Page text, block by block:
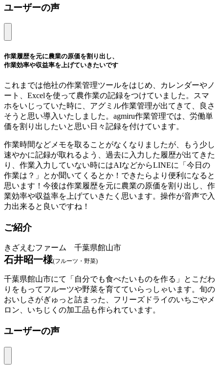
ユーザーの声
作業履歴を元に農業の原価を割り出し、
作業効率や収益率を上げていきたいです
これまでは他社の作業管理ツールをはじめ、カレンダーやノ
ート、Excelを使って農作業の記録をつけていました。スマ
ホをいじっていた時に、アグミル作業管理が出てきて、良さ
そうと思い導入いたしました。agmiru作業管理では、労働単
価を割り出したいと思い日々記録を付けています。
作業時間などメモを取ることがなくなりましたが、もう少し
速やかに記録が取れるよう、過去に入力した履歴が出てきた
り、作業入力していない時にはAIなどからLINEに「今日の
作業は？」とか聞いてくるとか！できたらより便利になると
思います！今後は作業履歴を元に農業の原価を割り出し、作
業効率や収益率を上げていきたく思います。操作が音声で入
力出来ると良いですね！
ご紹介
きざえむファーム 千葉県館山市
石井昭一様(フルーツ・野菜)
千葉県館山市にて「自分でも食べたいものを作る」とこだわ
りをもってフルーツや野菜を育てていらっしゃいます。旬の
おいしさがぎゅっと詰まった、フリーズドライのいちごやメ
ロン、いちじくの加工品も作られています。
ユーザーの声